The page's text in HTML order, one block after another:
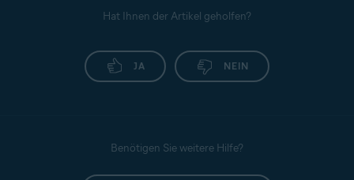
Hat Ihnen der Artikel geholfen?
JA NEIN
Benötigen Sie weitere Hilfe?